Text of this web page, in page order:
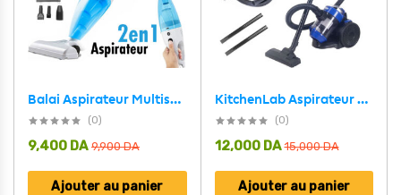
Balai Aspirateur Multismart 500W/14Kpa 2en1avec Filtre de Haute efficacité et 9 Têtes de Rechange – مكنسة كهربائية منزلية بعدة رؤوس
(0)
9,900DA
9,400 DA
Ajouter au panier
KitchenLab Aspirateur Sans Sac 4en1 Multi-Cyclonique 1400W – مكنسة كهربائية
(0)
15,000DA
12,000 DA
Ajouter au panier